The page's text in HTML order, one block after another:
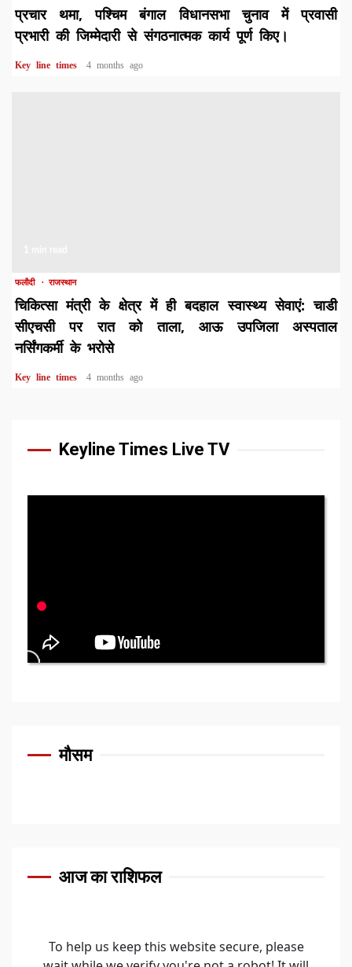
प्रचार थमा, पश्चिम बंगाल विधानसभा चुनाव में प्रवासी
प्रभारी की जिम्मेदारी से संगठनात्मक कार्य पूर्ण किए।
Key line times 4 months ago
फलौदी राजस्थान
चिकित्सा मंत्री के क्षेत्र में ही बदहाल स्वास्थ्य सेवाएं: चाडी
सीएचसी पर रात को ताला, आऊ उपजिला अस्पताल
नर्सिंगकर्मी के भरोसे
Key line times 4 months ago
Keyline Times Live TV
मौसम
आज का राशिफल